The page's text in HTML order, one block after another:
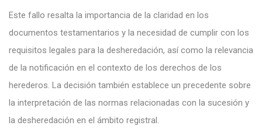
Este fallo resalta la importancia de la claridad en los
documentos testamentarios y la necesidad de cumplir con los
requisitos legales para la desheredación, así como la relevancia
de la notificación en el contexto de los derechos de los
herederos. La decisión también establece un precedente sobre
la interpretación de las normas relacionadas con la sucesión y
la desheredación en el ámbito registral.